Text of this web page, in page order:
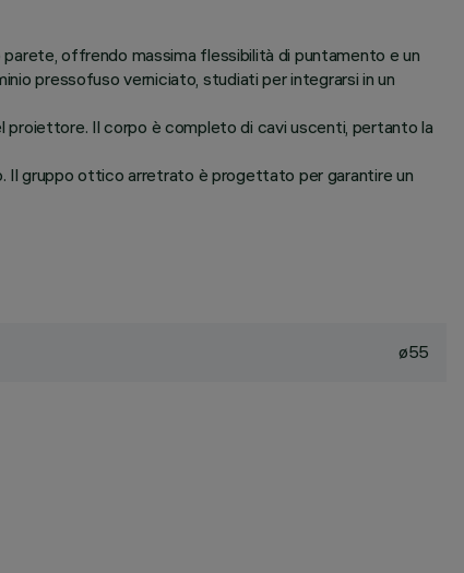
offrendo massima flessibilità di puntamento e un
pressofuso verniciato, studiati per integrarsi in un
proiettore. Il corpo è completo di cavi uscenti, pertanto la
Il gruppo ottico arretrato è progettato per garantire un
ø55